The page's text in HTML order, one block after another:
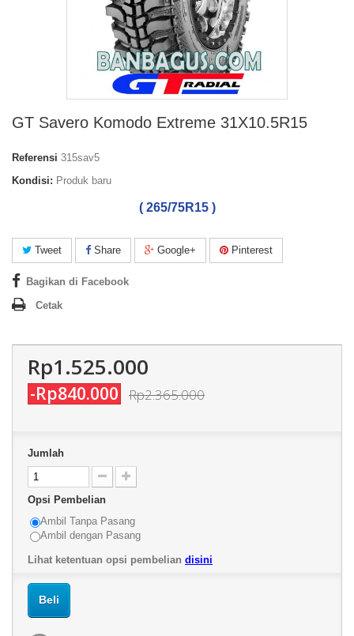
GT Savero Komodo Extreme 31X10.5R15
Referensi 315sav5
Kondisi: Produk baru
( 265/75R15 )
Tweet Share Google+ Pinterest
Bagikan di Facebook
Cetak
Rp1.525.000
-Rp840.000 Rp2.365.000
Jumlah
Opsi Pembelian
Ambil Tanpa Pasang
Ambil dengan Pasang
Lihat ketentuan opsi pembelian disini
Beli